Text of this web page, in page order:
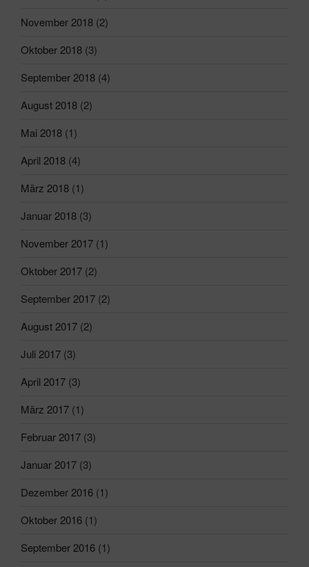
November 2018 (2)
Oktober 2018 (3)
September 2018 (4)
August 2018 (2)
Mai 2018 (1)
April 2018 (4)
März 2018 (1)
Januar 2018 (3)
November 2017 (1)
Oktober 2017 (2)
September 2017 (2)
August 2017 (2)
Juli 2017 (3)
April 2017 (3)
März 2017 (1)
Februar 2017 (3)
Januar 2017 (3)
Dezember 2016 (1)
Oktober 2016 (1)
September 2016 (1)